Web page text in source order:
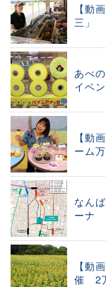
【動
三」
あべ
イベ
【動
ーム
なん
ーナ
【動
催 2